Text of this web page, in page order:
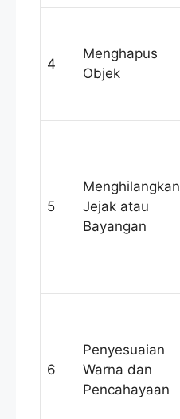
4
Menghapus
Objek
5
Menghilangkan
Jejak atau
Bayangan
6
Penyesuaian
Warna dan
Pencahayaan